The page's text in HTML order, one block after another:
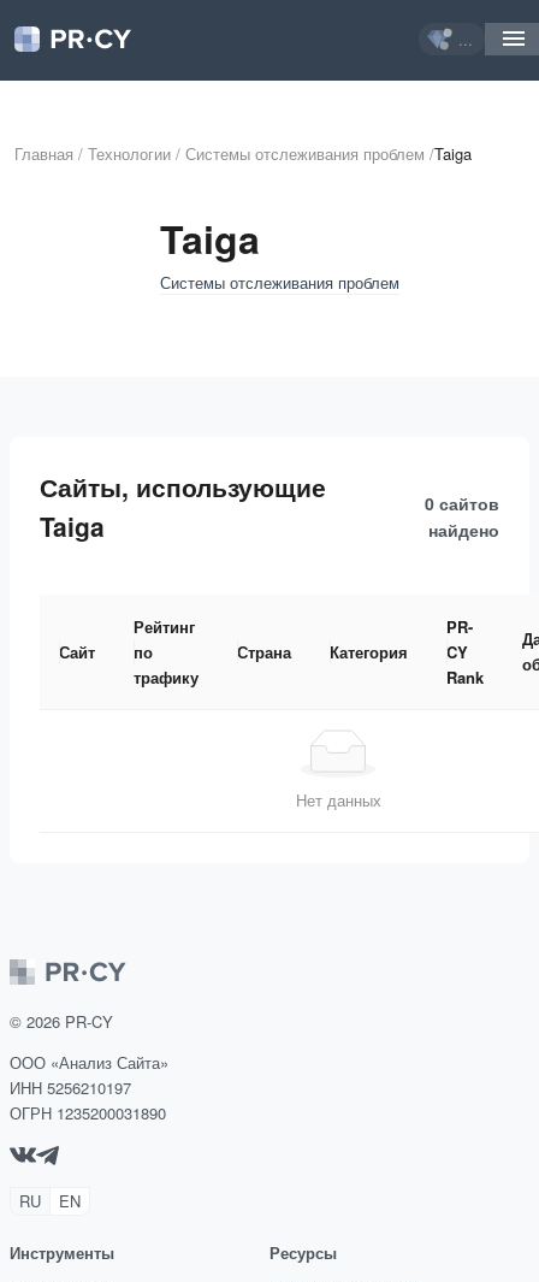
...
Главная / Технологии / Системы отслеживания проблем /Taiga
Taiga
Системы отслеживания проблем
Сайты, использующие
Taiga
0 сайтов
найдено
Сайт
Рейтинг
по
трафику
Страна Категория
PR-
CY
Rank
Нет данных
© 2026 PR-CY
ООО «Анализ Сайта»
ИНН 5256210197
ОГРН 1235200031890
RU EN
Инструменты
Ресурсы